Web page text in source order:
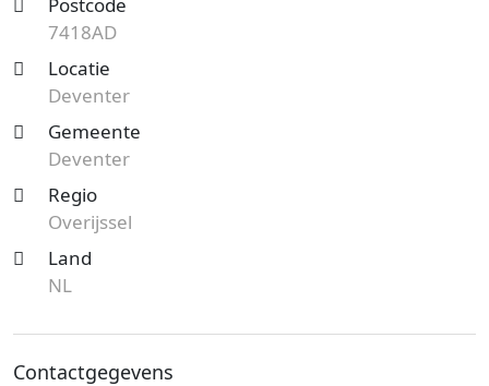
7418AD
Locatie
Deventer
Gemeente
Deventer
Regio
Overijssel
Land
NL
Contactgegevens